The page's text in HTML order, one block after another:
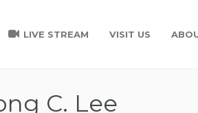
LIVE STREAM VISIT US
C. Lee